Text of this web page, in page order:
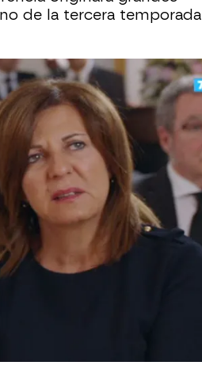
de la tercera temporada
María León